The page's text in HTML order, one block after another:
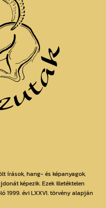
írások, hang- és képanyagok,
képezik. Ezek illetéktelen
1999. évi LXXVI. törvény alapján